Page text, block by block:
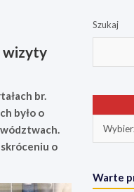
wizyty
br.
było o
o
Szukaj
Warte